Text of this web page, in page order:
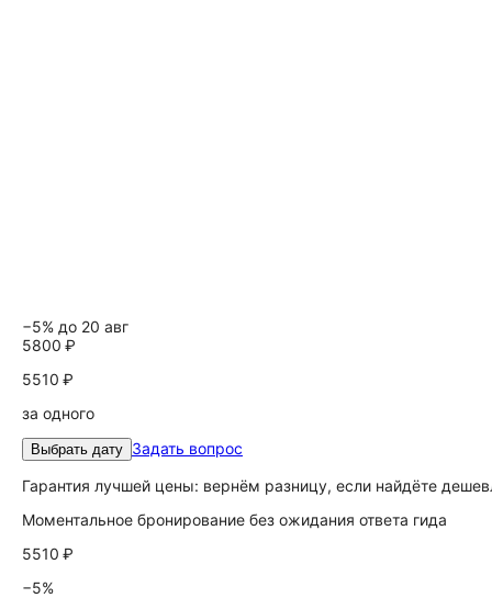
−5% до 20 авг
5800 ₽
5510 ₽
за одного
Выбрать дату Задать вопрос
Гарантия лучшей цены: вернём разницу, если найдёте
Моментальное бронирование без ожидания ответа гида
5510 ₽
−5%